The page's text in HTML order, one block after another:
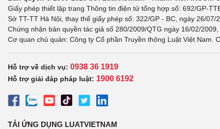
Giấy phép thiết lập trang Thông tin điện tử tổng hợp số: 692/GP-
Sở TT-TT Hà Nội, thay thế giấy phép số: 322/GP - BC, ngày 26/
Chứng nhận bản quyền tác giả số 280/2009/QTG ngày 16/02/
Cơ quan chủ quản: Công ty Cổ phần Truyền thông Luật Việt Nam.
Hỗ trợ về dịch vụ: 0938 36 1919
Hỗ trợ giải đáp pháp luật: 1900 6192
TẢI ỨNG DỤNG LUATVIETNAM